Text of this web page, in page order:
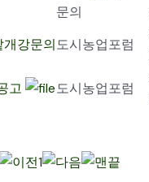
문의
강문의도시농업포럼
고 도시농업포럼
1